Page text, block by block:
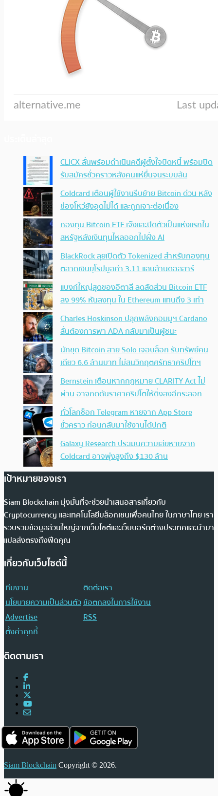
CLICX ลั่นพร้อมดำเนินคดีผู้ตั้งใจบิดหนี้ พร้อมปิด
รับสมัครชั่วคราวหลังคนแห่ยื่นจนระบบล้น
Coldcard เตือนผู้ใช้งานรีบย้าย Bitcoin ด่วน หลัง
ช่องโหว่ยังอุดไม่ได้ และถูกเจาะต่อเนื่อง
กองทุน Bitcoin ETF เจ๊งและปิดตัวเป็นแห่งแรกใน
สหรัฐหลังเงินทุนไหลออกไปฝั่ง AI
BlackRock ลุยเปิดตัว Tokenized สำหรับกองทุน
ตลาดเงินยุโรปมูลค่า 3.11 แสนล้านดอลลาร์
แบงก์ใหญ่สุดของอิตาลี ลดสัดส่วน Bitcoin ETF
ลง 99% หันลงทุน ใน Ethereum แทนถึง 3 เท่า
Charles Hoskinson ปลุกพลังคอมมูฯ Cardano
ลั่นต้องการพา ADA กลับมาเป็นผู้ชนะ
นักขุด Bitcoin สาย Solo เจอบล็อก รับทรัพย์คน
เดียว 6.6 ล้านบาท ไม่สนวิกฤตศรัทธาคริปโทฯ
Bernstein เตือนหากกฎหมาย CLARITY Act ไม่
ผ่าน อาจกดดันราคาคริปโตให้ดิ่งลงอีกระลอก
ทั่วโลกช็อก Telegram หายจาก App Store
ชั่วคราว ก่อนกลับมาใช้งานได้ปกติ
Galaxy Research ประเมินความเสียหายจาก
Coldcard อาจพุ่งสูงถึง $130 ล้าน
เป้าหมายของเรา
Siam Blockchain มุ่งมั่นที่จะช่วยนำเสนอสารเกี่ยวกับ
Cryptocurrency และเทคโนโลยีบล็อกเชนเพื่อคนไทย ในภาษาไทย เรา
รวบรวมข้อมูลส่วนใหญ่จากเว็บไซต์และเว็บบอร์ดต่างประเทศและนำมา
แปลส่งตรงถึงฟีดคุณ
เกี่ยวกับเว็บไซต์นี้
ทีมงาน
ติดต่อเรา
นโยบายความเป็นส่วนตัวข้อตกลงในการใช้งาน
Advertise
RSS
ตั้งค่าคุกกี้
ติดตามเรา
Siam Blockchain Copyright © 2026.